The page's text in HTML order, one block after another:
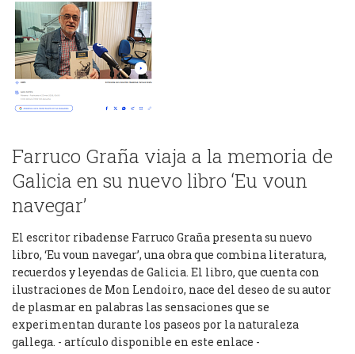
Farruco Graña viaja a la memoria de
Galicia en su nuevo libro ‘Eu voun
navegar’
El escritor ribadense Farruco Graña presenta su nuevo
libro, ‘Eu voun navegar’, una obra que combina literatura,
recuerdos y leyendas de Galicia. El libro, que cuenta con
ilustraciones de Mon Lendoiro, nace del deseo de su autor
de plasmar en palabras las sensaciones que se
experimentan durante los paseos por la naturaleza
gallega. - artículo disponible en este enlace -